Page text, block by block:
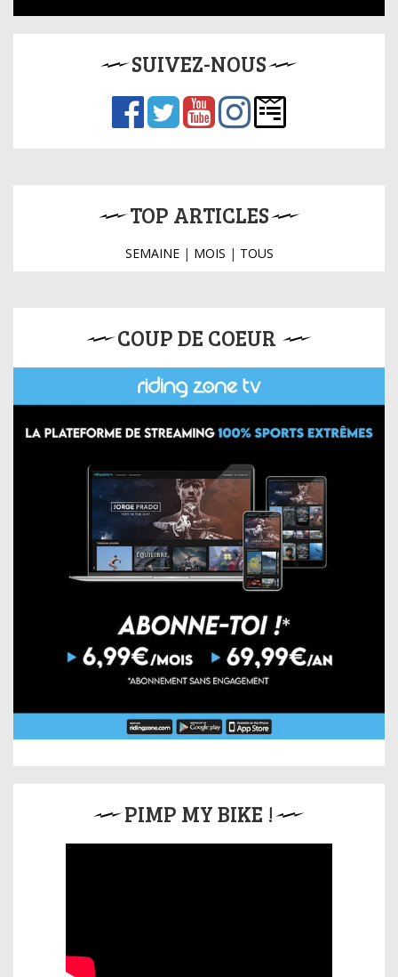
SUIVEZ-NOUS
TOP ARTICLES
SEMAINE| MOIS | TOUS
COUP DE COEUR
PIMP MY BIKE !